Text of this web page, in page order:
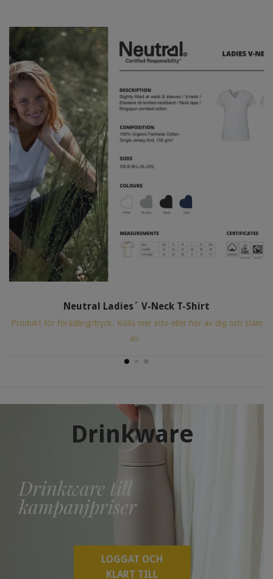
Drinkware
LOGGAT OCH
KLART TILL
Neutral Ladies´ V-Neck T-Shirt
Produkt för förädling/tryck. Kolla mer info eller hör av dig och stäm
av.